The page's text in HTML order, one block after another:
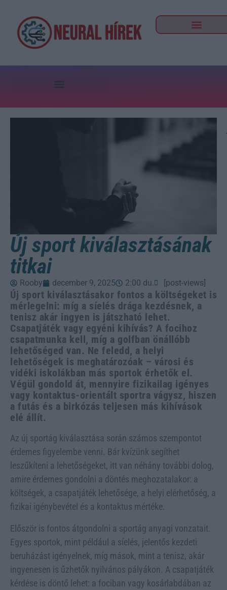
Új sport kiválasztásának
titkai
Rooby december 9, 2025 2:00 du. [post-views]
Új sport kiválasztásakor fontos a költségeket is
mérlegelni: míg a síelés drága kezdésnek, a
tenisz akár ingyen is játszható lehet.
Csapatjáték vagy egyéni kihívás? A focihoz
csapatmunka kell, míg a golfban önállóbb
lehetőséged van. Ne feledd, a helyi
lehetőségek is meghatározóak – városi és
vidéki iskolákban más sportok érhetők el.
Végül gondold át, mennyire fizikailag igényes
vagy kontaktus-orientált sportra vágysz, hiszen
a futás és a birkózás teljesen más kihívások
elé állít.
Az új sportág kiválasztása során számos szempontot
érdemes figyelembe venni. Bár kvízünk segíthet
leszűkíteni a lehetőségeket, itt van néhány további dolog,
amire érdemes gondolni a döntés meghozatalakor: a
költségek, a csapatjáték lehetősége, a helyi elérhetőség, a
fizikai igénybevétel és a kontaktus mértéke.
Először is fontos átgondolni a sportág anyagi vonzatait.
Egyes sportok, mint például a síelés, jelentős kezdeti
beruházást igényelnek, míg mások, mint a tenisz, akár
ingyenesen is űzhetők nyilvános pályákon. A csapatjáték
kérdése is döntő lehet: a fociban vagy kosárlabdában az